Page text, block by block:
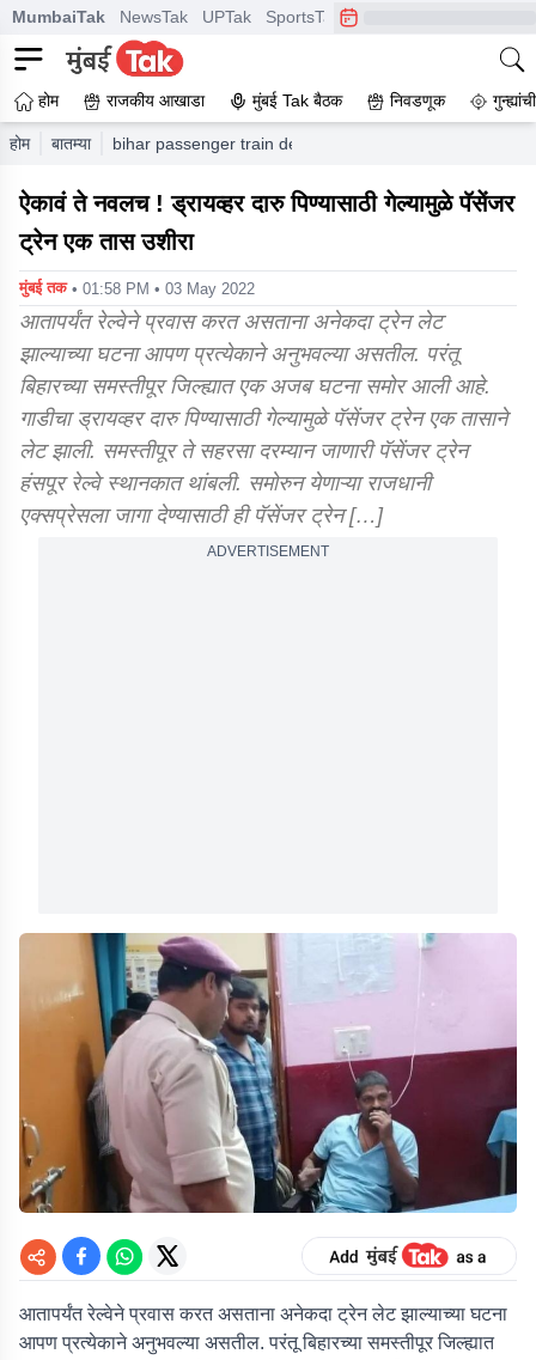
MumbaiTak NewsTak UPTak SportsTak CrimeTak
होम राजकीय आखाडा मुंबई Tak बैठक निवडणूक
होम बातम्या bihar passenger train delayed by an hour as driver
ऐकावं ते नवलच ! ड्रायव्हर दारु पिण्यासाठी गेल्यामुळे पॅसेंजर
ट्रेन एक तास उशीरा
मुंबई तक • 01:58 PM • 03 May 2022
आतापर्यंत रेल्वेने प्रवास करत असताना अनेकदा ट्रेन लेट
झाल्याच्या घटना आपण प्रत्येकाने अनुभवल्या असतील. परंतू
बिहारच्या समस्तीपूर जिल्ह्यात एक अजब घटना समोर आली आहे.
गाडीचा ड्रायव्हर दारु पिण्यासाठी गेल्यामुळे पॅसेंजर ट्रेन एक तासाने
लेट झाली. समस्तीपूर ते सहरसा दरम्यान जाणारी पॅसेंजर ट्रेन
हंसपूर रेल्वे स्थानकात थांबली. समोरुन येणाऱ्या राजधानी
एक्सप्रेसला जागा देण्यासाठी ही पॅसेंजर ट्रेन […]
ADVERTISEMENT
आतापर्यंत रेल्वेने प्रवास करत असताना अनेकदा ट्रेन लेट झाल्याच्या घटना
आपण प्रत्येकाने अनुभवल्या असतील. परंतू बिहारच्या समस्तीपूर जिल्ह्यात